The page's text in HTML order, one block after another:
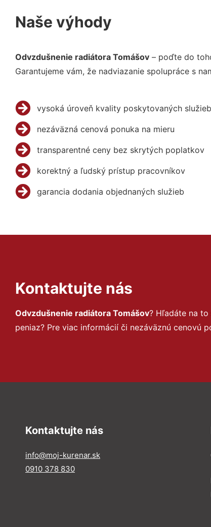
Naše výhody
Odvzdušnenie radiátora Tomášov – poďte do
Garantujeme vám, že nadviazanie spolupráce s
vysoká úroveň kvality poskytovaných služieb
nezáväzná cenová ponuka na mieru
transparentné ceny bez skrytých poplatkov
korektný a ľudský prístup pracovníkov
garancia dodania objednaných služieb
Kontaktujte nás
Odvzdušnenie radiátora Tomášov? Hľadáte na
peniaz? Pre viac informácií či nezáväznú cenovú
Kontaktujte nás
info@moj-kurenar.sk
0910 378 830